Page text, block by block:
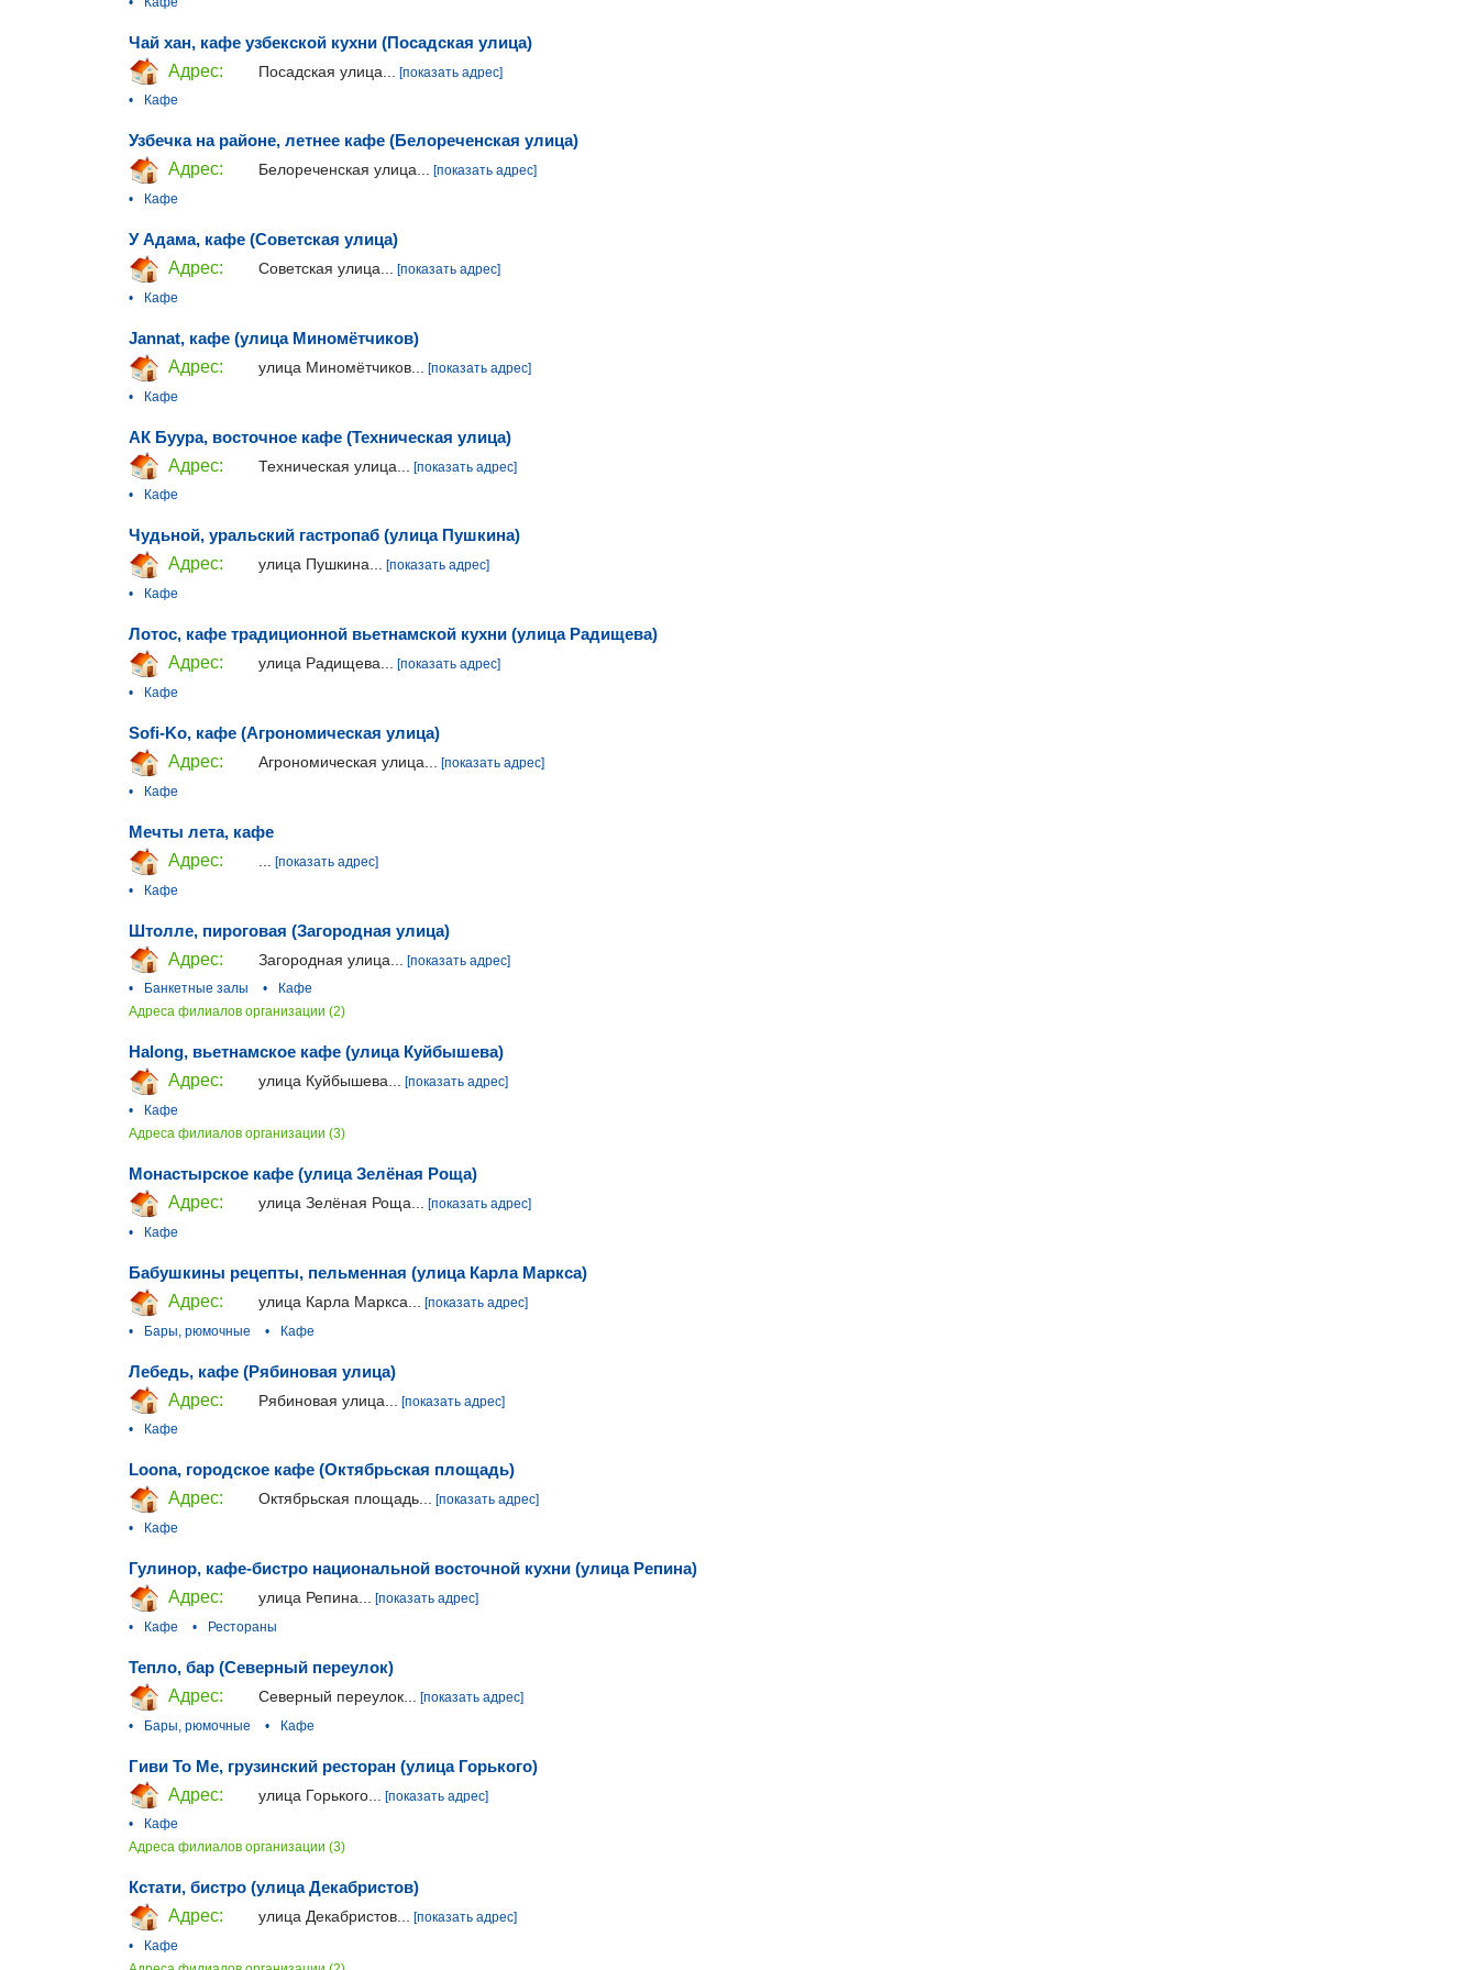
Чай хан, кафе узбекской кухни (Посадская улица)
Адрес:
Посадская улица...
[показать адрес]
•
Кафе
Узбечка на районе, летнее кафе (Белореченская улица)
Адрес:
Белореченская улица... [показать адрес]
•
Кафе
У Адама, кафе (Советская улица)
Адрес:
Советская улица...
[показать адрес]
•
Кафе
Jannat, кафе (улица Миномётчиков)
Адрес:
улица Миномётчиков...
[показать адрес]
•
Кафе
АК Буура, восточное кафе (Техническая улица)
Адрес:
Техническая улица...
[показать адрес]
•
Кафе
Чудьной, уральский гастропаб (улица Пушкина)
Адрес:
улица Пушкина... [показать адрес]
•
Кафе
Лотос, кафе традиционной вьетнамской кухни (улица Радищева)
Адрес:
улица Радищева... [показать адрес]
•
Кафе
Sofi-Ko, кафе (Агрономическая улица)
Адрес:
Агрономическая улица...
[показать адрес]
•
Кафе
Мечты лета, кафе
Адрес:
[показать адрес]
•
Кафе
Штолле, пироговая (Загородная улица)
Адрес:
Загородная улица...
[показать адрес]
•
Банкетные залы •
Кафе
Адреса филиалов организации (2)
Halong, вьетнамское кафе (улица Куйбышева)
Адрес:
улица Куйбышева... [показать адрес]
•
Кафе
Адреса филиалов организации (3)
Монастырское кафе (улица Зелёная Роща)
Адрес:
улица Зелёная Роща...
[показать адрес]
•
Кафе
Бабушкины рецепты, пельменная (улица Карла Маркса)
Адрес:
улица Карла Маркса...
[показать адрес]
•
Бары, рюмочные • Кафе
Лебедь, кафе (Рябиновая улица)
Адрес:
Рябиновая улица...
[показать адрес]
•
Кафе
Loona, городское кафе (Октябрьская площадь)
Адрес:
Октябрьская площадь... [показать адрес]
•
Кафе
Гулинор, кафе-бистро национальной восточной кухни (улица Репина)
Адрес:
улица Репина...
[показать адрес]
•
Кафе • Рестораны
Тепло, бар (Северный переулок)
Адрес:
Северный переулок...
[показать адрес]
•
Бары, рюмочные • Кафе
Гиви To Me, грузинский ресторан (улица Горького)
Адрес:
улица Горького...
[показать адрес]
•
Кафе
Адреса филиалов организации (3)
Кстати, бистро (улица Декабристов)
Адрес:
улица Декабристов... [показать адрес]
•
Кафе